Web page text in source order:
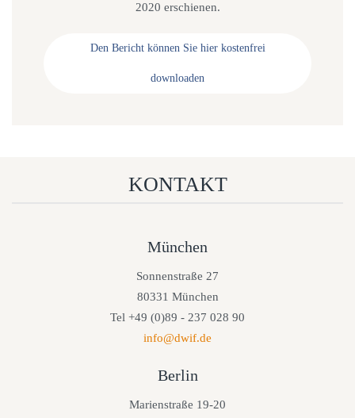
2020 erschienen.
Den Bericht können Sie hier kostenfrei
downloaden
KONTAKT
München
Sonnenstraße 27
80331 München
Tel +49 (0)89 - 237 028 90
info@dwif.de
Berlin
Marienstraße 19-20